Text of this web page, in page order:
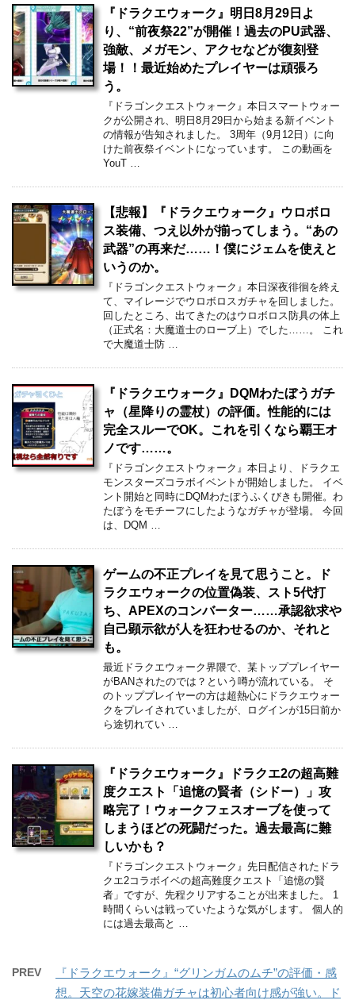
『ドラクエウォーク』明日8月29日よ
り、“前夜祭22”が開催！過去のPU武器、
強敵、メガモン、アクセなどが復刻登
場！！最近始めたプレイヤーは頑張ろ
う。
『ドラゴンクエストウォーク』本日スマートウォー
クが公開され、明日8月29日から始まる新イベント
の情報が告知されました。 3周年（9月12日）に向
けた前夜祭イベントになっています。 この動画を
YouT …
【悲報】『ドラクエウォーク』ウロボロ
ス装備、つえ以外が揃ってしまう。“あの
武器”の再来だ……！僕にジェムを使えと
いうのか。
『ドラゴンクエストウォーク』本日深夜徘徊を終え
て、マイレージでウロボロスガチャを回しました。
回したところ、出てきたのはウロボロス防具の体上
（正式名：大魔道士のローブ上）でした……。 これ
で大魔道士防 …
『ドラクエウォーク』DQMわたぼうガチ
ャ（星降りの霊杖）の評価。性能的には
完全スルーでOK。これを引くなら覇王オ
ノです……。
『ドラゴンクエストウォーク』本日より、ドラクエ
モンスターズコラボイベントが開始しました。 イベ
ント開始と同時にDQMわたぼうふくびきも開催。わ
たぼうをモチーフにしたようなガチャが登場。 今回
は、DQM …
ゲームの不正プレイを見て思うこと。ド
ラクエウォークの位置偽装、スト5代打
ち、APEXのコンバーター……承認欲求や
自己顕示欲が人を狂わせるのか、それと
も。
最近ドラクエウォーク界隈で、某トッププレイヤー
がBANされたのでは？という噂が流れている。 そ
のトッププレイヤーの方は超熱心にドラクエウォー
クをプレイされていましたが、ログインが15日前か
ら途切れてい …
『ドラクエウォーク』ドラクエ2の超高難
度クエスト「追憶の賢者（シドー）」攻
略完了！ウォークフェスオーブを使って
しまうほどの死闘だった。過去最高に難
しいかも？
『ドラゴンクエストウォーク』先日配信されたドラ
クエ2コラボイベの超高難度クエスト「追憶の賢
者」ですが、先程クリアすることが出来ました。 1
時間くらいは戦っていたような気がします。 個人的
には過去最高と …
PREV
『ドラクエウォーク』“グリンガムのムチ”の評価・感
想。天空の花嫁装備ガチャは初心者向け感が強い。ド